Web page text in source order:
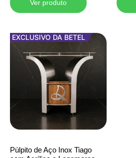
Ver produto
EXCLUSIVO DA BETEL
Púlpito de Aço Inox Tiago